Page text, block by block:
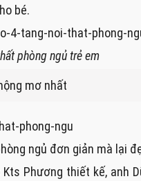
bé.
phòng ngủ trẻ em
mơ nhất
ngủ đơn giản mà lại
Phương thiết kế, anh